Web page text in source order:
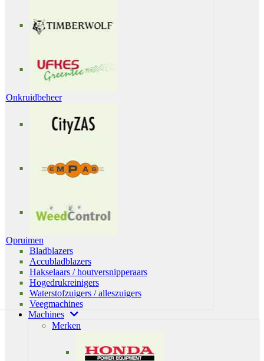
Onkruidbeheer
Opruimen
Bladblazers
Accubladblazers
Hakselaars / houtversnipperaars
Hogedrukreinigers
Waterstofzuigers / alleszuigers
Veegmachines
Machines
Merken